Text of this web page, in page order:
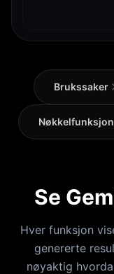
Brukssaker
Se
Hver funksjon
genererte
nøyaktig